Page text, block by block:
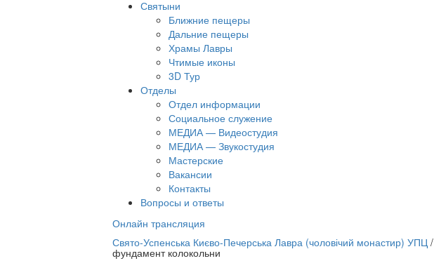
Святыни
Ближние пещеры
Дальние пещеры
Храмы Лавры
Чтимые иконы
3D Тур
Отделы
Отдел информации
Социальное служение
МЕДИА — Видеостудия
МЕДИА — Звукостудия
Мастерские
Вакансии
Контакты
Вопросы и ответы
Онлайн трансляция
12 сентября
Свято-Успенська Києво-Печерська Лавра (чоловічий монастир) УПЦ/
фундамент колокольни